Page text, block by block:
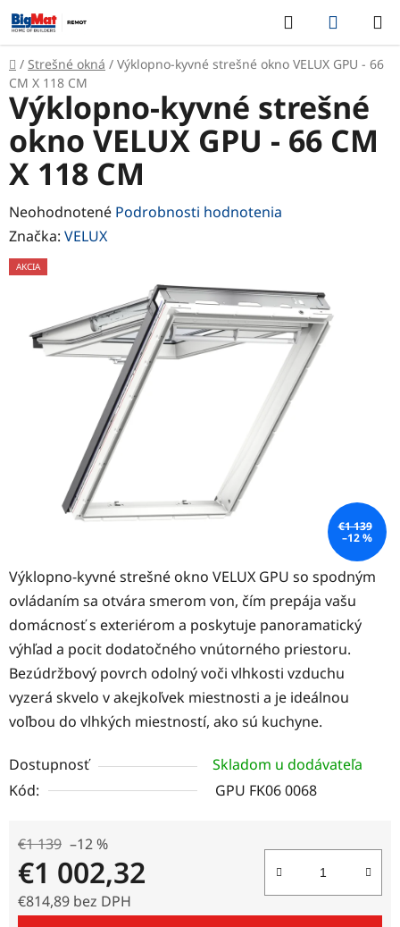
Prejsť
na
obsah
Hľadať
KOŠÍK
Domov
/ Strešné okná / Výklopno-kyvné strešné okno VELUX GPU - 66
CM X 118 CM
Výklopno-kyvné strešné okno VELUX GPU so spodným
ovládaním sa otvára smerom von, čím prepája vašu
domácnosť s exteriérom a poskytuje panoramatický
výhľad a pocit dodatočného vnútorného priestoru.
Bezúdržbový povrch odolný voči vlhkosti vzduchu
vyzerá skvelo v akejkoľvek miestnosti a je ideálnou
voľbou do vlhkých miestností, ako sú kuchyne.
Dostupnosť
Skladom u dodávateľa
Kód:
GPU FK06 0068
€1 139 –12 %
€1 002,32
€814,89 bez DPH
Výklopno-kyvné strešné
okno VELUX GPU - 66 CM
X 118 CM
Priemerné
hodnotenie
produktu
Neohodnotené Podrobnosti hodnotenia
Značka: VELUX
AKCIA
€1 139
–12 %